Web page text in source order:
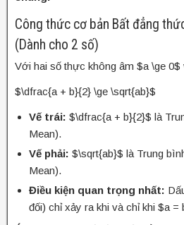
Công thức cơ bản Bất đẳng
(Dành cho 2 số)
Với hai số thực không âm $a \ge
$\dfrac{a + b}{2} \ge \sqrt{ab}$
Vế trái: $\dfrac{a + b}{2}$ là
Mean).
Vế phải: $\sqrt{ab}$ là Trung
Mean).
Điều kiện quan trọng nhất:
đối) chỉ xảy ra khi và chỉ khi $a =